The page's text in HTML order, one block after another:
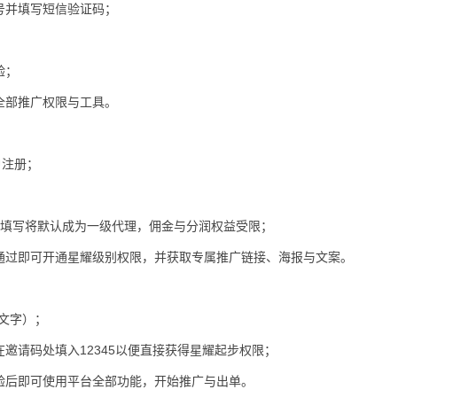
填写短信验证码；
推广权限与工具。
册；
写将默认成为一级代理，佣金与分润权益受限；
即可开通星耀级别权限，并获取专属推广链接、海报与文案。
字）；
请码处填入12345以便直接获得星耀起步权限；
即可使用平台全部功能，开始推广与出单。